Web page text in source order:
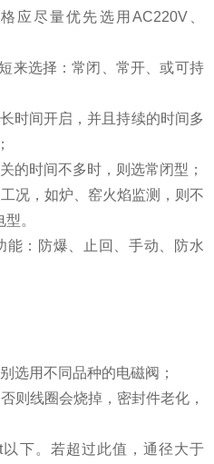
应尽量优先选用AC220V、
来选择：常闭、常开、或可持
时间开启，并且持续的时间多
的时间不多时，则选常闭型；
况，如炉、窑火焰监测，则不
。
能：防爆、止回、手动、防水
选用不同品种的电磁阀；
则线圈会烧掉，密封件老化，
下。若超过此值，通径大于